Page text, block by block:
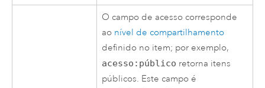
O campo de acesso corresponde
ao nível de compartilhamento
definido no item; por exemplo,
acesso:público retorna itens
públicos. Este campo é